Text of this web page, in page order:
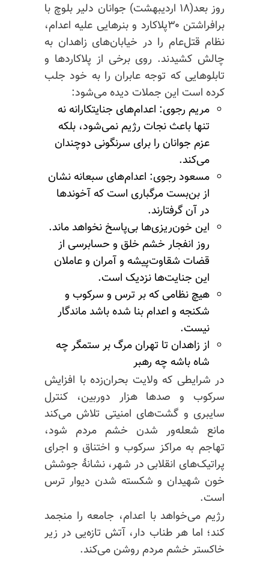
روز بعد(۱۸ اردیبهشت) جوانان دلیر بلوچ با
برافراشتن ۳۰پلاکارد و بنرهایی علیه اعدام،
نظام قتل‌عام را در خیابان‌های زاهدان به
چالش کشیدند. روی برخی از پلاکاردها و
تابلوهایی که توجه عابران را به خود جلب
کرده است این جملات دیده می‌شود:
مریم رجوی: اعدام‌های جنایتکارانه نه
تنها باعث نجات رژیم نمی‌شود، بلکه
عزم جوانان را برای سرنگونی دوچندان
می‌کند.
مسعود رجوی: اعدام‌های سبعانه نشان
از بن‌بست مرگباری است که آخوندها
در آن گرفتارند.
این خون‌ریزی‌ها بی‌پاسخ نخواهد ماند.
روز انفجار خشم خلق و حسابرسی از
قضات شقاوت‌پیشه و آمران و عاملان
این جنایت‌ها نزدیک است.
هیچ نظامی که بر ترس و سرکوب و
شکنجه و اعدام بنا شده باشد ماندگار
نیست.
از زاهدان تا تهران مرگ بر ستمگر چه
شاه باشه چه رهبر
در شرایطی که ولایت بحران‌زده با افزایش
سرکوب و صدها هزار دوربین، کنترل
سایبری و گشت‌های امنیتی تلاش می‌کند
مانع شعله‌ور شدن خشم مردم شود،
تهاجم به مراکز سرکوب و اختناق و اجرای
پراتیک‌های انقلابی در شهر، نشانهٔ جوشش
خون شهیدان و شکسته شدن دیوار ترس
است.
رژیم می‌خواهد با اعدام، جامعه را منجمد
کند؛ اما هر طناب دار، آتش تازه‌یی در زیر
خاکستر خشم مردم روشن می‌کند.